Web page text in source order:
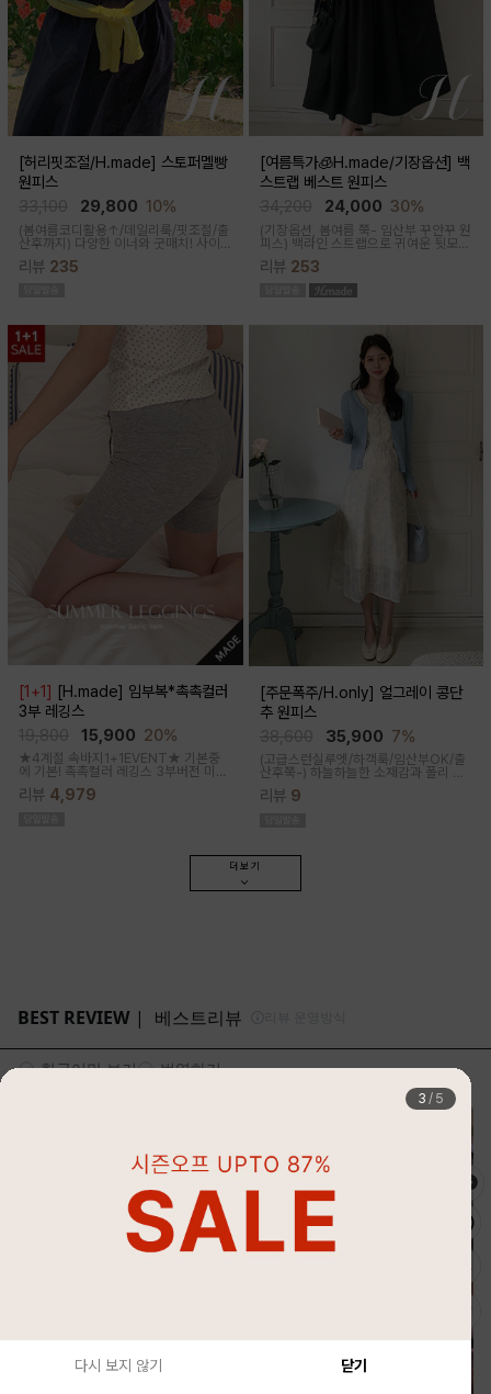
[허리핏조절/H.made] 스토퍼멜빵
원피스
29,800 10%
(봄여름코디활용↑/데일리룩/핏조절/출
산후까지) 다양한 이너와 굿매치! 사이
드 스토퍼로 출산전후 예쁜핏 완성되는
캐쥬얼한 무드의 뷔스티에 원피스에요
리뷰 235
[여름특가🧊H.made/기장옵션] 백
스트랩 베스트 원피스
24,000 30%
(기장옵션, 봄여름 쭉- 임산부 꾸안꾸 원
피스) 백라인 스트랩으로 귀여운 뒷모습
으로 연출해주는 기특한 원피스, 바스락
한 소재로 착용감이 가벼워요
리뷰 253
[1+1] [H.made] 임부복*촉촉컬러
3부 레깅스
15,900 20%
★4계절 속바지1+1EVENT★ 기본중
에 기본! 촉촉컬러 레깅스 3부버전 미니
원피스나 스커트안에 쏙~사계절 내내
필수템인 3부 속바지쫀쫀한 신축성으로
리뷰 4,979
[주문폭주/H.only] 얼그레이 콩단
추 원피스
35,900 7%
(고급스런실루엣/하객룩/임산부OK/출
산후쭉-) 하늘하늘한 소재감과 폴리 원
단의 부드러운 터치감으로 걸을때마다
우아하고 A라인으로 롱하게 떨어지는
리뷰 9
더보기
4 / 5
다시 보지 않기 닫기